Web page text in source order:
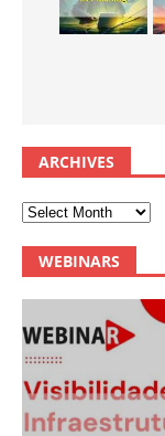
ARCHIVES
WEBINARS